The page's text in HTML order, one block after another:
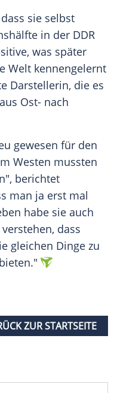
sie selbst
in der DDR
was später
Welt kennengelernt
Darstellerin, die es
Ost- nach
gewesen für den
Westen mussten
berichtet
man ja erst mal
habe sie auch
dass
gleichen Dinge zu
ZUR STARTSEITE